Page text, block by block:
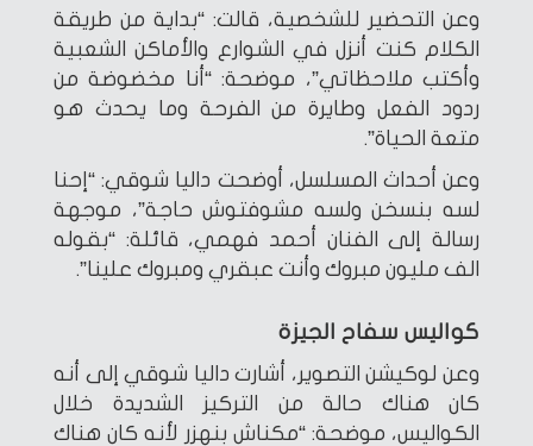
وعن التحضير للشخصية، قالت: “بداية من طريقة
الكلام كنت أنزل في الشوارع والأماكن الشعبية
وأكتب ملاحظاتي”، موضحة: “أنا مخضوضة من
ردود الفعل وطايرة من الفرحة وما يحدث هو
متعة الحياة”.
وعن أحداث المسلسل، أوضحت داليا شوقي: “إحنا
لسه بنسخن ولسه مشوفتوش حاجة”، موجهة
رسالة إلى الفنان أحمد فهمي، قائلة: “بقوله
الف مليون مبروك وأنت عبقري ومبروك علينا”.
كواليس سفاح الجيزة
وعن لوكيشن التصوير، أشارت داليا شوقي إلى أنه
كان هناك حالة من التركيز الشديدة خلال
الكواليس، موضحة: “مكناش بنهزر لأنه كان هناك